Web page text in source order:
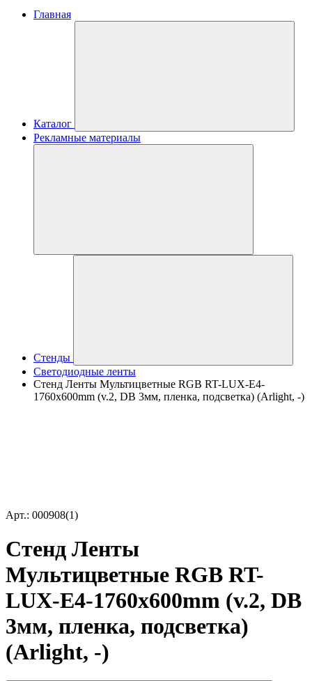
Главная
Каталог
Рекламные материалы
Стенды
Светодиодные ленты
Стенд Ленты Мультицветные RGB RT-LUX-E4-
1760x600mm (v.2, DB 3мм, пленка, подсветка) (Arlight, -)
Арт.: 000908(1)
Стенд Ленты
Мультицветные RGB RT-
LUX-E4-1760x600mm (v.2, DB
3мм, пленка, подсветка)
(Arlight, -)